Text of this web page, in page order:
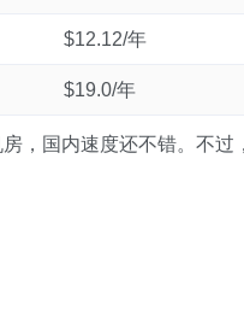
$12.12/年
$19.0/年
，国内速度还不错。不过